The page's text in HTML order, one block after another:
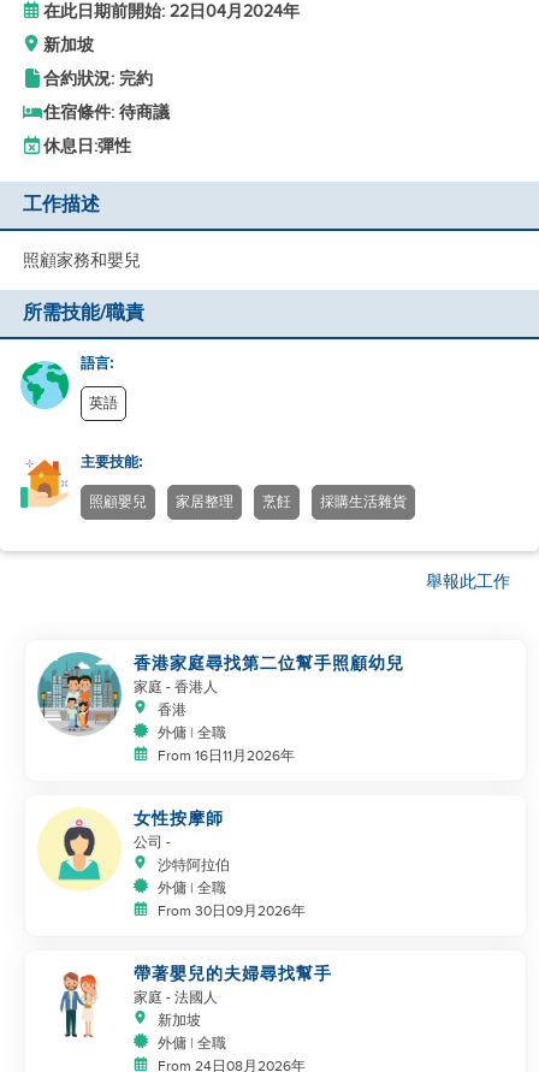
在此日期前開始: 22日04月2024年
新加坡
合約狀況: 完約
住宿條件: 待商議
休息日:彈性
工作描述
照顧家務和嬰兒
所需技能/職責
語言:
英語
主要技能:
照顧嬰兒 家居整理 烹飪 採購生活雜貨
舉報此工作
香港家庭尋找第二位幫手照顧幼兒
家庭 - 香港人
香港
外傭 | 全職
From 16日11月2026年
女性按摩師
公司 -
沙特阿拉伯
外傭 | 全職
From 30日09月2026年
帶著嬰兒的夫婦尋找幫手
家庭 - 法國人
新加坡
外傭 | 全職
From 24日08月2026年